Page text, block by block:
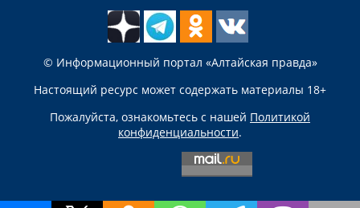
© Информационный портал «Алтайская правда»
Настоящий ресурс может содержать материалы 18+
Пожалуйста, ознакомьтесь с нашей Политикой
конфиденциальности.